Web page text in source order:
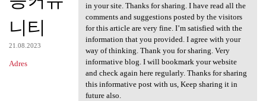
니티
21.08.2023
Adres
in your site. Thanks for sharing. I have read all the
comments and suggestions posted by the visitors
for this article are very fine. I’m satisfied with the
information that you provided. I agree with your
way of thinking. Thank you for sharing. Very
informative blog. I will bookmark your website
and check again here regularly. Thanks for sharing
this informative post with us, Keep sharing it in
future also.